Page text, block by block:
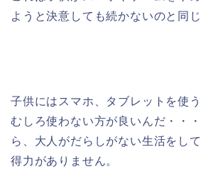
ようと決意しても続かないのと同じ
子供にはスマホ、タブレットを使
むしろ使わない方が良いんだ・・
ら、大人がだらしがない生活をし
得力がありません。